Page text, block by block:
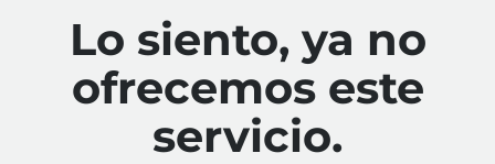
Lo siento, ya no
ofrecemos este
servicio.